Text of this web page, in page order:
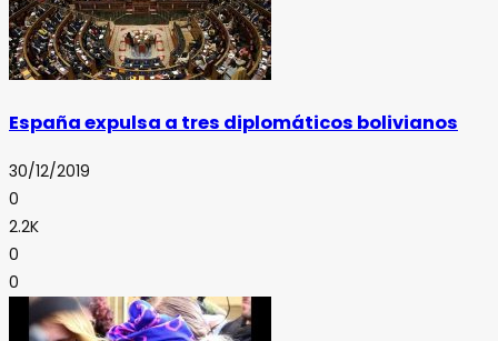
España expulsa a tres diplomáticos bolivianos
30/12/2019
0
2.2K
0
0